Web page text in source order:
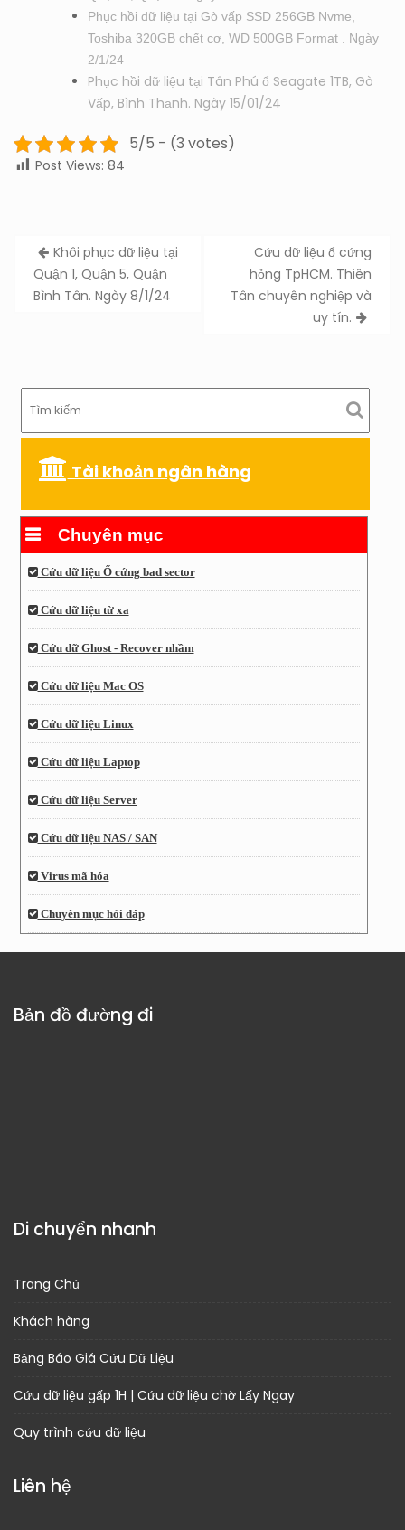
Phục hồi dữ liệu tại Gò vấp SSD 256GB Nvme,
Toshiba 320GB chết cơ, WD 500GB Format . Ngày
2/1/24
Phục hồi dữ liệu tại Tân Phú ổ Seagate 1TB, Gò
Vấp, Bình Thạnh. Ngày 15/01/24
5/5 - (3 votes)
Post Views: 84
Post
navigation
Khôi phục dữ liệu tại
Quận 1, Quận 5, Quận
Bình Tân. Ngày 8/1/24
Cứu dữ liệu ổ cứng
hỏng TpHCM. Thiên
Tân chuyên nghiệp và
uy tín.
Tài khoản ngân hàng
Chuyên mục
Cứu dữ liệu Ổ cứng bad sector
Cứu dữ liệu từ xa
Cứu dữ Ghost - Recover nhầm
Cứu dữ liệu Mac OS
Cứu dữ liệu Linux
Cứu dữ liệu Laptop
Cứu dữ liệu Server
Cứu dữ liệu NAS / SAN
Virus mã hóa
Chuyên mục hỏi đáp
Bản đồ đường đi
Di chuyển nhanh
Trang Chủ
Khách hàng
Bảng Báo Giá Cứu Dữ Liệu
Cứu dữ liệu gấp 1H | Cứu dữ liệu chờ Lấy Ngay
Quy trình cứu dữ liệu
Liên hệ